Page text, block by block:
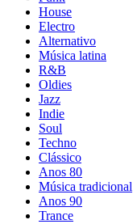
House
Electro
Alternativo
Música latina
R&B
Oldies
Jazz
Indie
Soul
Techno
Clássico
Anos 80
Música tradicional
Anos 90
Trance